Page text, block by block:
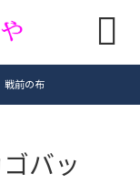

前の布
バッ